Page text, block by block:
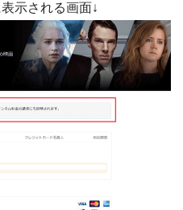
示される画面↓